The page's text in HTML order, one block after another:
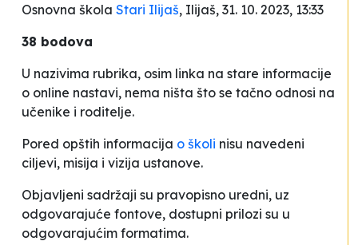
Osnovna škola Stari Ilijaš, Ilijaš, 31. 10. 2023, 13:33
38 bodova
U nazivima rubrika, osim linka na stare informacije
o online nastavi, nema ništa što se tačno odnosi na
učenike i roditelje.
Pored opštih informacija o školi nisu navedeni
ciljevi, misija i vizija ustanove.
Objavljeni sadržaji su pravopisno uredni, uz
odgovarajuće fontove, dostupni prilozi su u
odgovarajućim formatima.